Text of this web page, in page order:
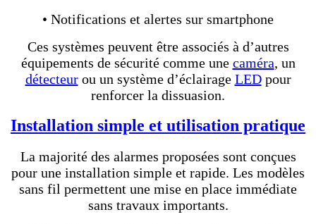
• Notifications et alertes sur smartphone
Ces systèmes peuvent être associés à d’autres
équipements de sécurité comme une caméra, un
détecteurou un système d’éclairage LEDpour
renforcer la dissuasion.
Installation simple et utilisation pratique
La majorité des alarmes proposées sont conçues
pour une installation simple et rapide. Les modèles
sans fil permettent une mise en place immédiate
sans travaux importants.